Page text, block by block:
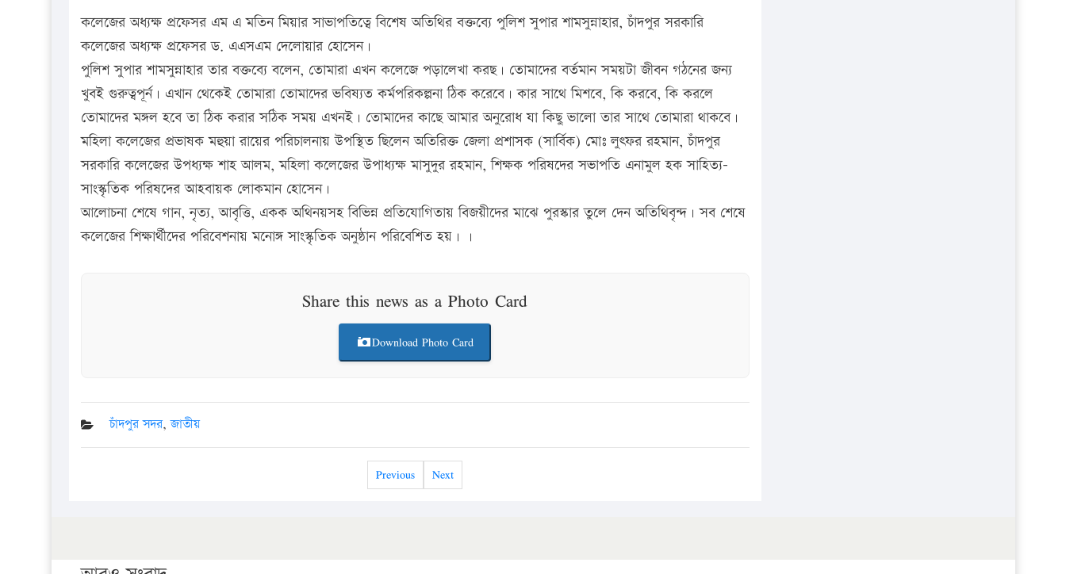
কলেজের অধ্যক্ষ প্রফেসর এম এ মতিন মিয়ার সাভাপতিত্বে বিশেষ অতিথির বক্তব্যে পুলিশ সুপার শামসুন্নাহার, চাঁদপুর সরকারি
কলেজের অধ্যক্ষ প্রফেসর ড. এএসএম দেলোয়ার হোসেন।
পুলিশ সুপার শামসুন্নাহার তার বক্তব্যে বলেন, তোমারা এখন কলেজে পড়ালেখা করছ। তোমাদের বর্তমান সময়টা জীবন গঠনের জন্য
খুবই গুরুত্বপূর্ন। এখান থেকেই তোমারা তোমাদের ভবিষ্যত কর্মপরিকল্পনা ঠিক করেবে। কার সাথে মিশবে, কি করবে, কি করলে
তোমাদের মঙ্গল হবে তা ঠিক করার সঠিক সময় এখনই। তোমাদের কাছে আমার অনুরোধ যা কিছু ভালো তার সাথে তোমারা থাকবে।
মহিলা কলেজের প্রভাষক মহুয়া রায়ের পরিচালনায় উপস্থিত ছিলেন অতিরিক্ত জেলা প্রশাসক (সার্বিক) মোঃ লুৎফর রহমান, চাঁদপুর
সরকারি কলেজের উপধ্যক্ষ শাহ আলম, মহিলা কলেজের উপাধ্যক্ষ মাসুদুর রহমান, শিক্ষক পরিষদের সভাপতি এনামুল হক সাহিত্য-
সাংস্কৃতিক পরিষদের আহবায়ক লোকমান হোসেন।
আলোচনা শেষে গান, নৃত্য, আবৃত্তি, একক অথিনয়সহ বিভিন্ন প্রতিযোগিতায় বিজয়ীদের মাঝে পুরস্কার তুলে দেন অতিথিবৃন্দ। সব শেষে
কলেজের শিক্ষার্থীদের পরিবেশনায় মনোঙ্গ সাংস্কৃতিক অনুষ্ঠান পরিবেশিত হয়। ।
Share this news as a Photo Card
Download Photo Card
চাঁদপুর সদর,জাতীয়
Previous Next